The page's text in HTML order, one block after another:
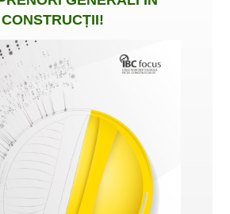
CONSTRUCȚII!